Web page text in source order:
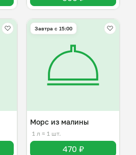
Завтра c 15:00
Морс из малины
1 л ≈ 1 шт.
470 ₽